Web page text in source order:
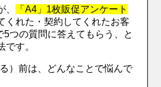
、
「A4」1枚販促アンケート
くれた・契約してくれたお客
つの質問に答えてもらう、と
です。
）前は、どんなことで悩んで